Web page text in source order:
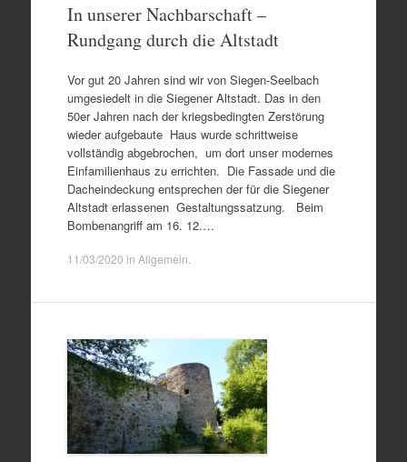
In unserer Nachbarschaft –
Rundgang durch die Altstadt
Vor gut 20 Jahren sind wir von Siegen-Seelbach
umgesiedelt in die Siegener Altstadt. Das in den
50er Jahren nach der kriegsbedingten Zerstörung
wieder aufgebaute Haus wurde schrittweise
vollständig abgebrochen, um dort unser modernes
Einfamilienhaus zu errichten. Die Fassade und die
Dacheindeckung entsprechen der für die Siegener
Altstadt erlassenen Gestaltungssatzung. Beim
Bombenangriff am 16. 12.…
11/03/2020 in Allgemein